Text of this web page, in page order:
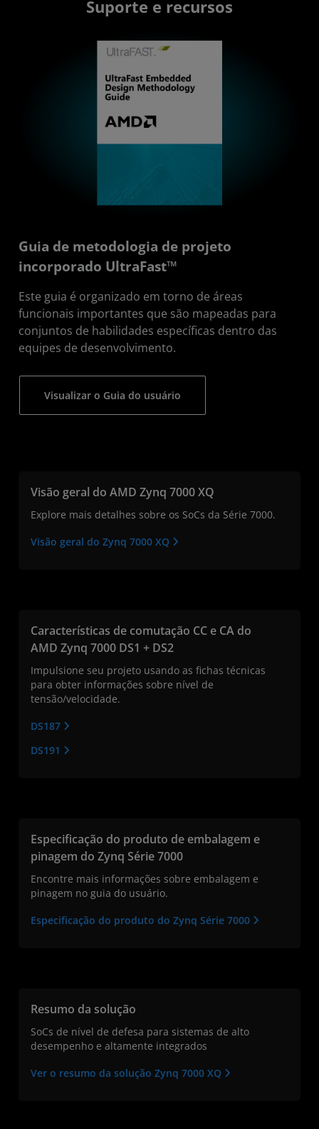
Suporte e recursos
Guia de metodologia de projeto
incorporado UltraFast™
Este guia é organizado em torno de áreas
funcionais importantes que são mapeadas para
conjuntos de habilidades específicas dentro das
equipes de desenvolvimento.
Visualizar o Guia do usuário
Visão geral do AMD Zynq 7000 XQ
Explore mais detalhes sobre os SoCs da Série 7000.
Visão geral do Zynq 7000 XQ
Características de comutação CC e CA do
AMD Zynq 7000 DS1 + DS2
Impulsione seu projeto usando as fichas técnicas
para obter informações sobre nível de
tensão/velocidade.
DS187
DS191
Especificação do produto de embalagem e
pinagem do Zynq Série 7000
Encontre mais informações sobre embalagem e
pinagem no guia do usuário.
Especificação do produto do Zynq Série 7000
Resumo da solução
SoCs de nível de defesa para sistemas de alto
desempenho e altamente integrados
Ver o resumo da solução Zynq 7000 XQ